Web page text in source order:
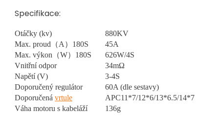
Specifikace:
Otáčky (kv)
880KV
Max. proud（A）180S
45A
Max. výkon（W）180S
626W/4S
Vnitřní odpor
34mΩ
Napětí (V)
3-4S
Doporučený regulátor
60A (dle sestavy)
Doporučená vrtule
APC11*7/12*6/13*6.5/14*7
Váha motoru s kabeláží
136g